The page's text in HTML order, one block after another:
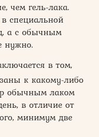
чем гель-лака.
специальной
а с обычным
нужно.
в том,
к какому-либо
обычным лаком
в отличие от
минимум две